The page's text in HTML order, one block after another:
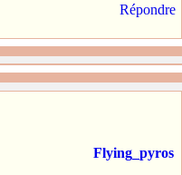
Répondre
Flying_pyros